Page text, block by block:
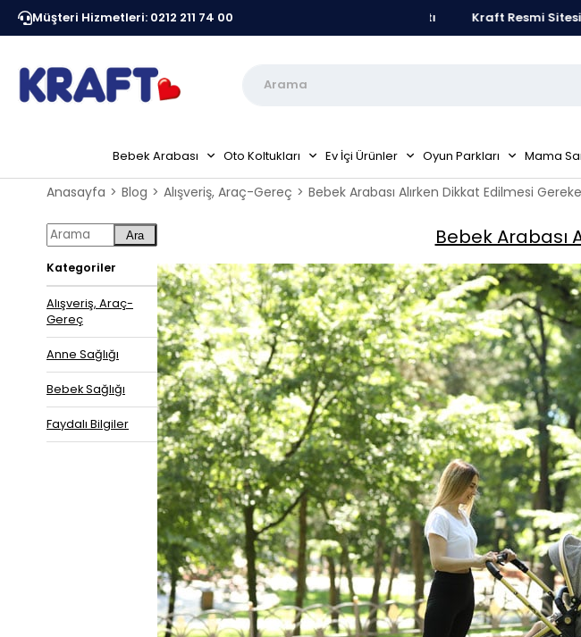
Müşteri Hizmetleri: 0212 211 74 00
Kraft Resmi Sitesidir Kraft Resmi Sitesidir
Bebek Arabası Oto Koltukları Ev İçi Ürünler Oyun Parkları Mama
Anasayfa Blog Alışveriş, Araç-Gereç Bebek Arabası Alırken Dikkat Edilmesi
Bebek Arabası
Ara
Kategoriler
Alışveriş, Araç-
Gereç
Anne Sağlığı
Bebek Sağlığı
Faydalı Bilgiler